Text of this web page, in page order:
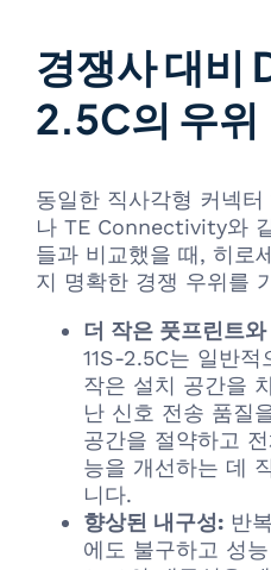
경쟁사 대비
2.5C의 우위
동일한 직사각형 커넥
나 TE Connectivity와
들과 비교했을 때, 히로
지 명확한 경쟁 우위를
더 작은 풋프린트
11S-2.5C는 일반
작은 설치 공간을
난 신호 전송 품질
공간을 절약하고
능을 개선하는 데
니다.
향상된 내구성: 반
에도 불구하고 성